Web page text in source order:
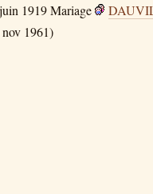
1919Mariage
1961)